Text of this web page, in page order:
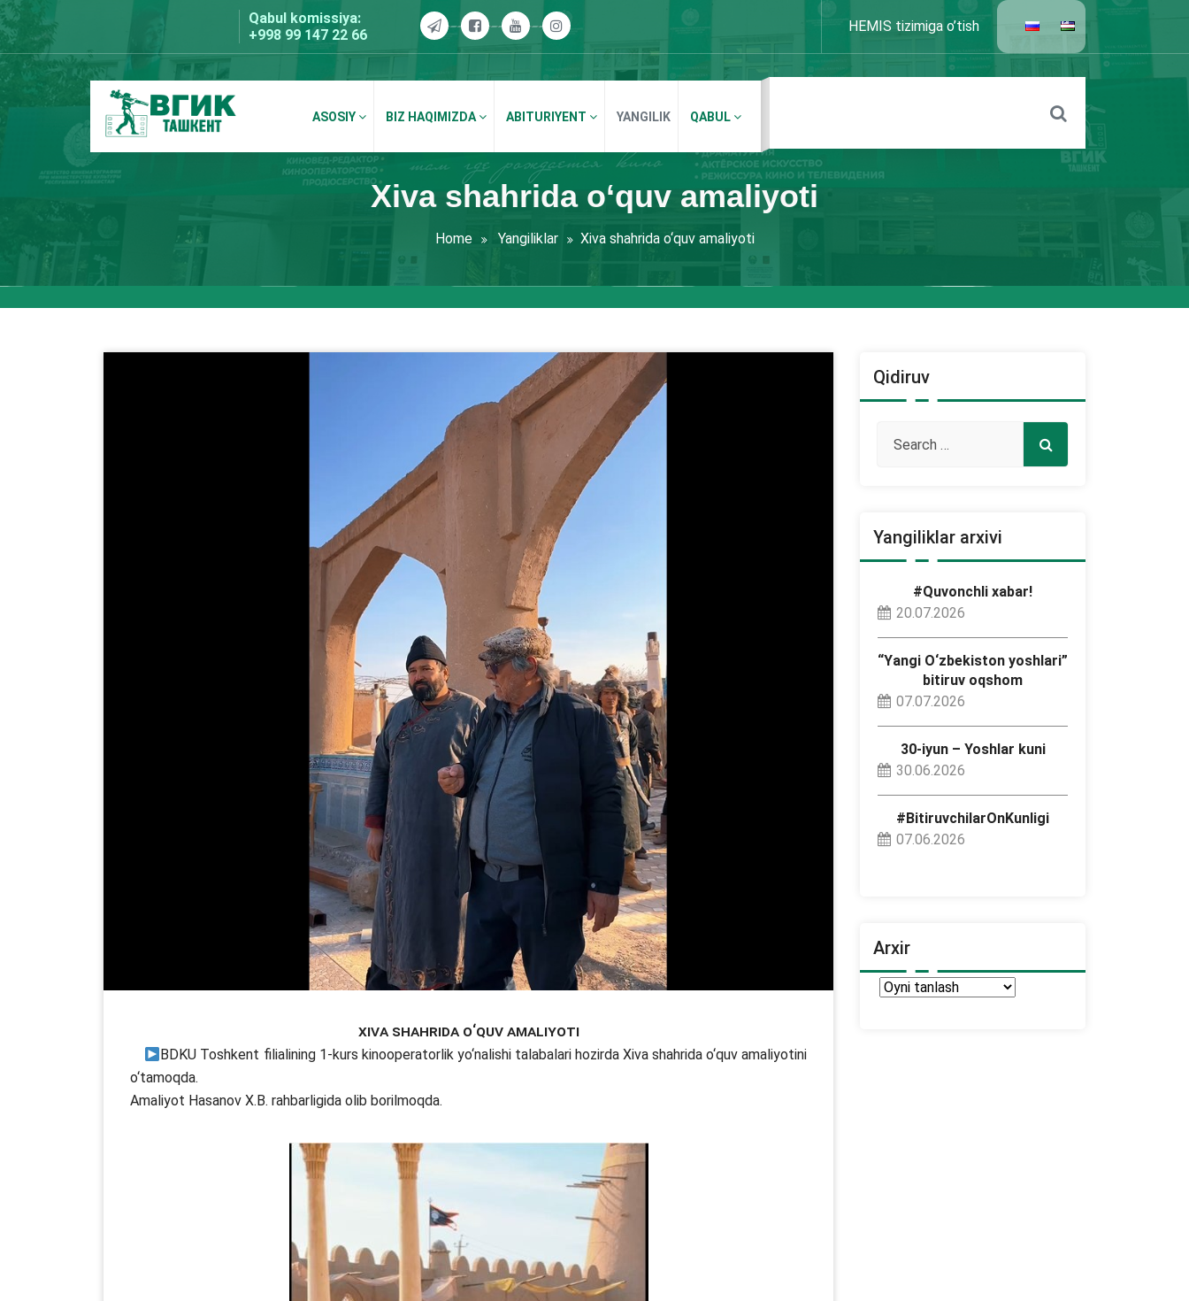
Skip
to
content
Qabul komissiya:
+998 99 147 22 66
HEMIS tizimiga o’tish
BDKU Toshkent
ASOSIY BIZ HAQIMIZDA ABITURIYENT YANGILIK QABUL
Xiva shahrida o‘quv amaliyoti
Home Yangiliklar Xiva shahrida o‘quv amaliyoti
Xiva shahrida o‘quv amaliyoti
BDKU Toshkent filialining 1-kurs kinooperatorlik yo‘nalishi talabalari hozirda Xiva shahrida o‘quv amaliyotini
o‘tamoqda.
Amaliyot Hasanov X.B. rahbarligida olib borilmoqda.
Qidiruv
Yangiliklar arxivi
#Quvonchli xabar!
20.07.2026
“Yangi O‘zbekiston yoshlari”
bitiruv oqshom
07.07.2026
30-iyun – Yoshlar kuni
30.06.2026
#BitiruvchilarOnKunligi
07.06.2026
Arxir
Arxir